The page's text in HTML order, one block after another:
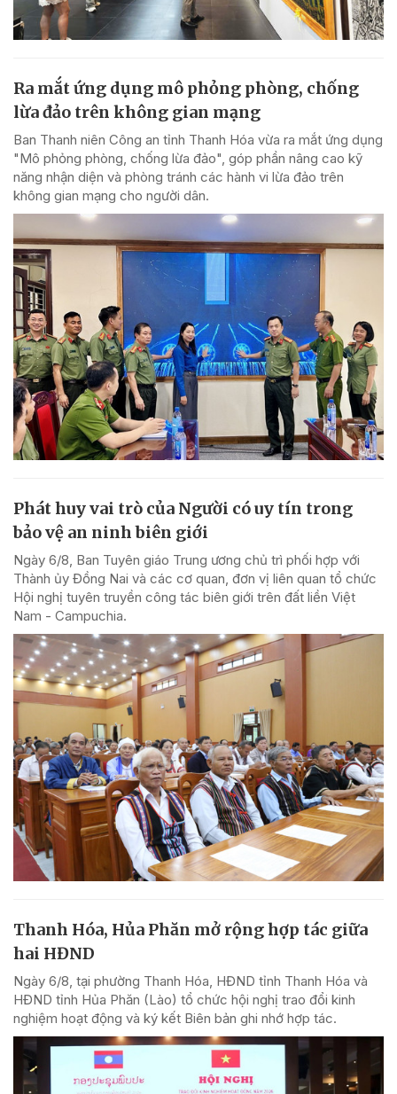
Ra mắt ứng dụng mô phỏng phòng, chống
lừa đảo trên không gian mạng
Ban Thanh niên Công an tỉnh Thanh Hóa vừa ra mắt ứng dụng
"Mô phỏng phòng, chống lừa đảo", góp phần nâng cao kỹ
năng nhận diện và phòng tránh các hành vi lừa đảo trên
không gian mạng cho người dân.
Phát huy vai trò của Người có uy tín trong
bảo vệ an ninh biên giới
Ngày 6/8, Ban Tuyên giáo Trung ương chủ trì phối hợp với
Thành ủy Đồng Nai và các cơ quan, đơn vị liên quan tổ chức
Hội nghị tuyên truyền công tác biên giới trên đất liền Việt
Nam - Campuchia.
Thanh Hóa, Hủa Phăn mở rộng hợp tác giữa
hai HĐND
Ngày 6/8, tại phường Thanh Hóa, HĐND tỉnh Thanh Hóa và
HĐND tỉnh Hủa Phăn (Lào) tổ chức hội nghị trao đổi kinh
nghiệm hoạt động và ký kết Biên bản ghi nhớ hợp tác.